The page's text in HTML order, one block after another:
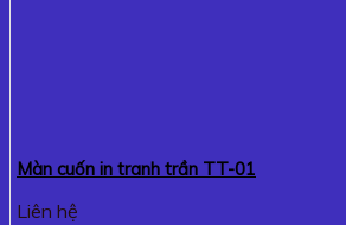
Màn cuốn in tranh trần TT-01
Liên hệ